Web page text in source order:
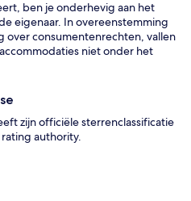
ben je onderhevig aan het
eigenaar. In overeenstemming
over consumentenrechten, vallen
niet onder het
zijn officiële sterrenclassificatie
authority.